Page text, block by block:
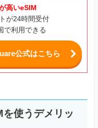
高いeSIM
が24時間受付
で利用できる
公式はこちら
使うデメリッ